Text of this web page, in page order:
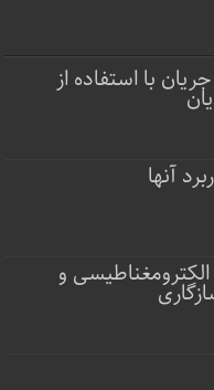
با استفاده از
آنها
الکترومغناطیسی و